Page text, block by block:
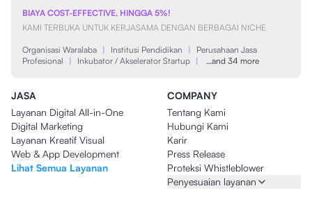
BIAYA COST-EFFECTIVE, HINGGA 5%!
KAMI TERBUKA UNTUK KERJASAMA DENGAN BERBAGAI NICHE
Organisasi Waralaba | Institusi Pendidikan |
Perusahaan Jasa
Profesional
| Inkubator / Akselerator Startup | …and 34 more
JASA
Layanan Digital All-in-One
Digital Marketing
Layanan Kreatif Visual
Web & App Development
Lihat Semua Layanan
COMPANY
Tentang Kami
Hubungi Kami
Karir
Press Release
Proteksi Whistleblower
Penyesuaian layanan